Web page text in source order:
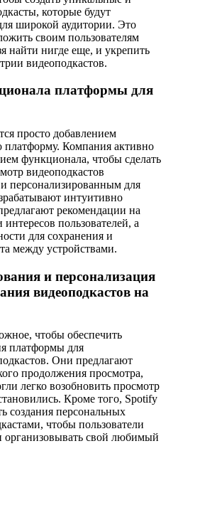
которые будут
широкой аудитории. Это
своим пользователям
найти нигде еще, и укрепить
видеоподкастов.
платформы для
просто добавлением
платформу. Компания активно
функционала, чтобы сделать
видеоподкастов
персонализированным для
интуитивно
рекомендации на
пользователей, а
для сохранения и
между устройствами.
и персонализация
видеоподкастов на
чтобы обеспечить
платформы для
Они предлагают
продолжения просмотра,
легко возобновить просмотр
Кроме того, Spotify
создания персональных
чтобы пользователи
организовывать свой любимый